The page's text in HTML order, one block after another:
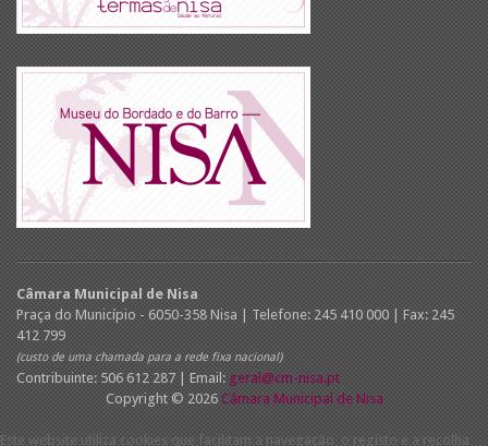
Câmara Municipal de Nisa
Praça do Município - 6050-358 Nisa | Telefone: 245 410 000 | Fax: 245
412 799
(custo de uma chamada para a rede fixa nacional)
Contribuinte: 506 612 287 | Email: geral@cm-nisa.pt
Copyright © 2026 Câmara Municipal de Nisa
Este website utiliza cookies que facilitam a navegação, o registo e a recolha